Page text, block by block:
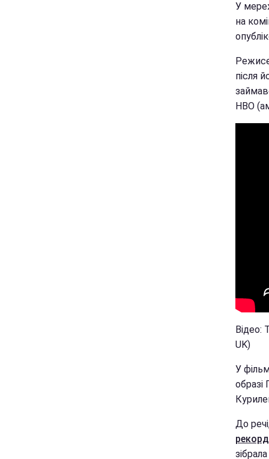
У
на
після
HBO
Відео:
UK)
У
образі
До